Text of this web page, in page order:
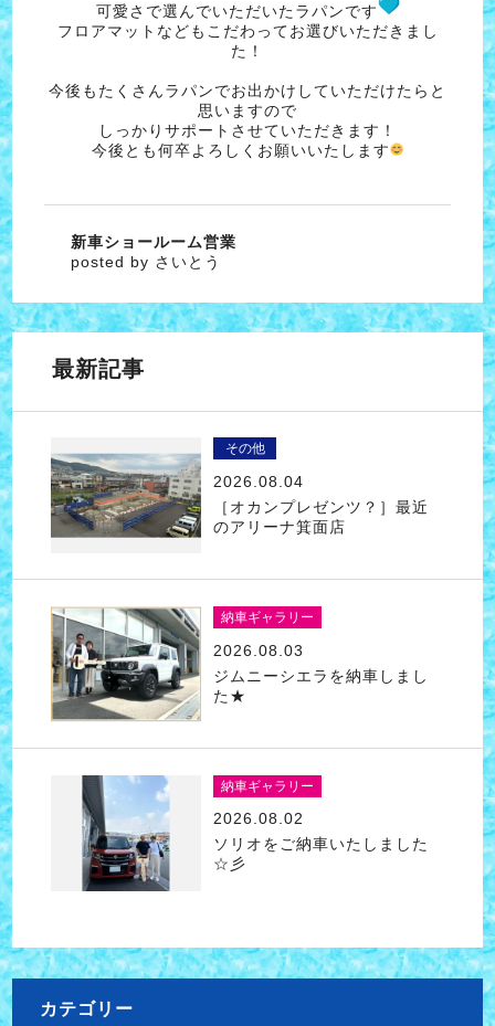
可愛さで選んでいただいたラパンです
フロアマットなどもこだわってお選びいただきまし
た！
今後もたくさんラパンでお出かけしていただけたらと
思いますので
しっかりサポートさせていただきます！
今後とも何卒よろしくお願いいたします
新車ショールーム営業
posted by さいとう
最新記事
その他
2026.08.04
［オカンプレゼンツ？］最近
のアリーナ箕面店
納車ギャラリー
2026.08.03
ジムニーシエラを納車しまし
た★
納車ギャラリー
2026.08.02
ソリオをご納車いたしました
☆彡
カテゴリー